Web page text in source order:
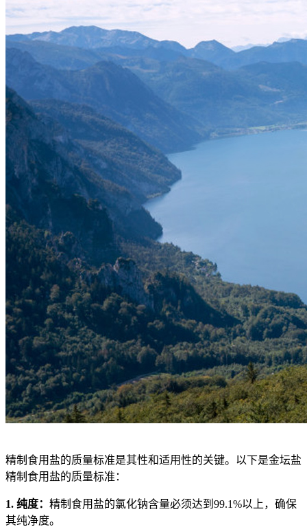
精制食用盐的质量标准是其性和适用性的关键。以下是金坛盐
精制食用盐的质量标准：
1. 纯度： 精制食用盐的氯化钠含量必须达到99.1%以上，确保
其纯净度。